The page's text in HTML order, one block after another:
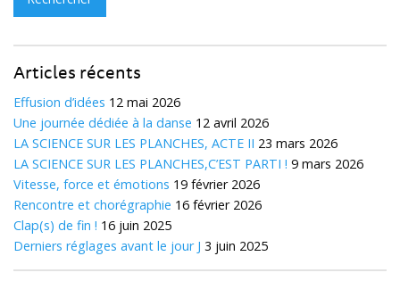
Articles récents
Effusion d’idées 12 mai 2026
Une journée dédiée à la danse 12 avril 2026
LA SCIENCE SUR LES PLANCHES, ACTE II 23 mars 2026
LA SCIENCE SUR LES PLANCHES,C’EST PARTI ! 9 mars 2026
Vitesse, force et émotions 19 février 2026
Rencontre et chorégraphie 16 février 2026
Clap(s) de fin ! 16 juin 2025
Derniers réglages avant le jour J 3 juin 2025